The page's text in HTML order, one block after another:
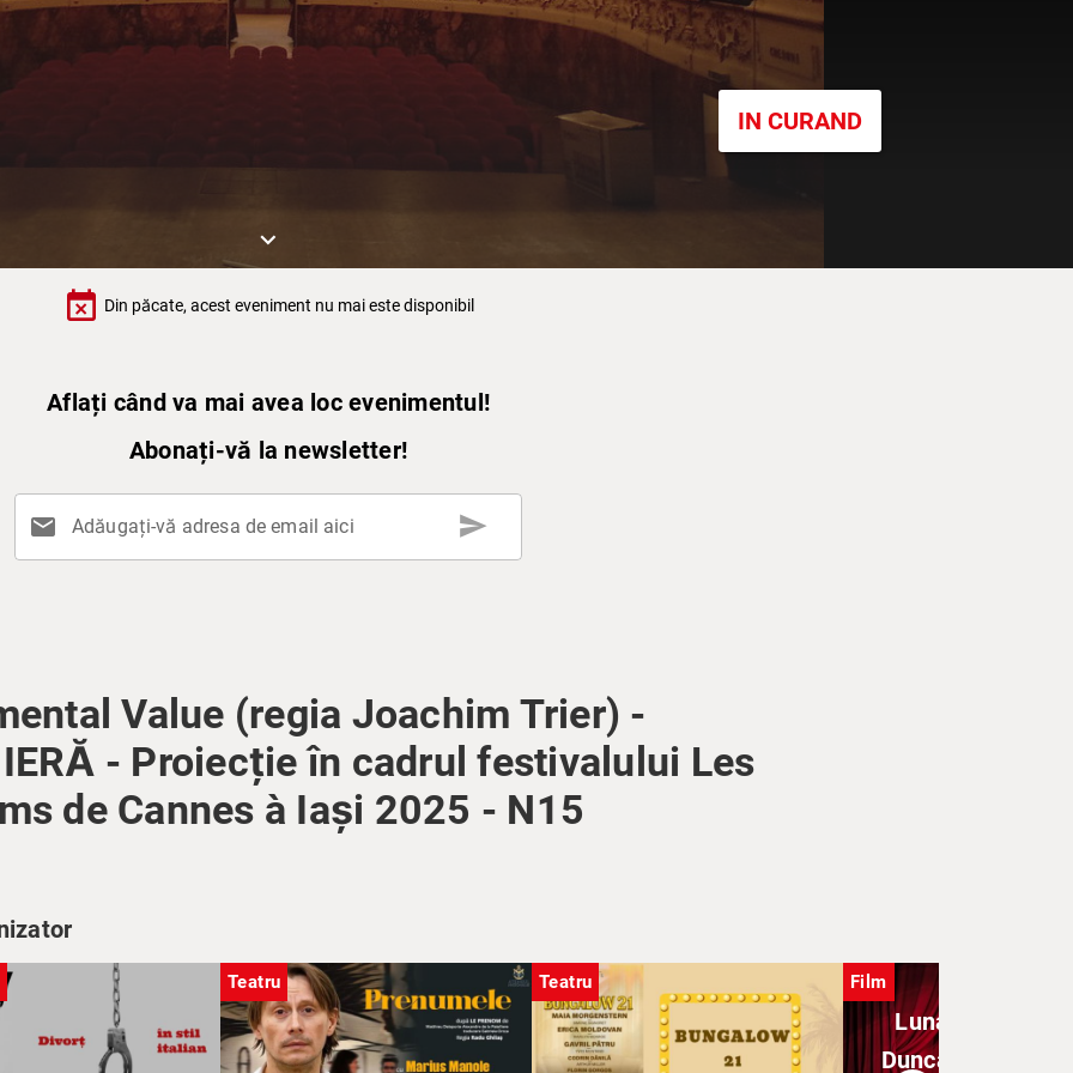
IN CURAND
keyboard_arrow_down
event_busy Din păcate, acest eveniment nu mai este disponibil
Aflați când va mai avea loc evenimentul!
Abonați-vă la newsletter!
mail Adăugați-vă adresa de email aici send
Value (regia Joachim Trier) -
- Proiecție în cadrul festivalului Les
de Cannes à Iași 2025 - N15
Teatru Teatru Film
Luna / Moon
Duncan Jones) -